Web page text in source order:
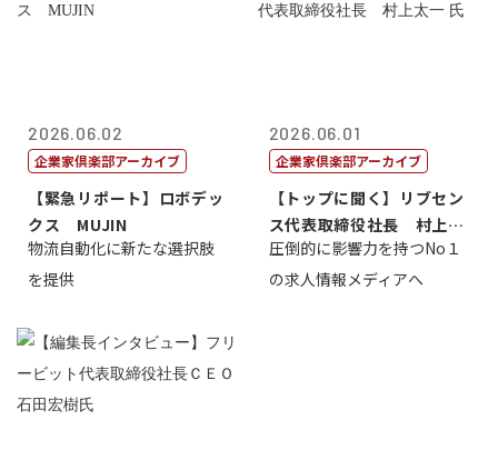
2026.06.02
企業家倶楽部アーカイブ
【緊急リポート】ロボデッ
クス MUJIN
物流自動化に新たな選択肢
を提供
2026.06.01
企業家倶楽部アーカイブ
【トップに聞く】リブセン
ス代表取締役社長 村上太
一 氏
圧倒的に影響力を持つNo１
の求人情報メディアへ